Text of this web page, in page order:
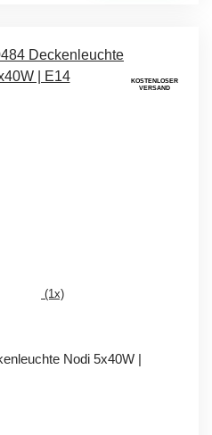
KOSTENLOSER
VERSAND
(1x)
Nodi 5x40W |